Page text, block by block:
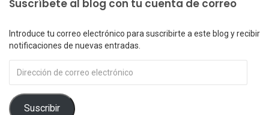
Suscríbete al blog con tu cuenta de correo
Introduce tu correo electrónico para suscribirte a este blog y recibir
notificaciones de nuevas entradas.
de
correo
electrónico
Suscribir